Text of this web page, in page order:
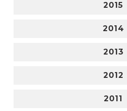
2015
2014
2013
2012
2011